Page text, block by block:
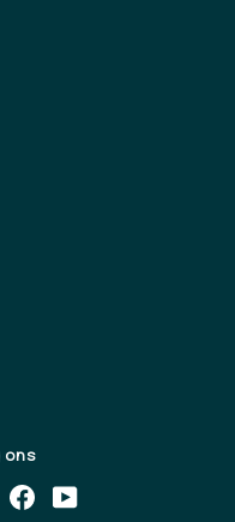
ons
InstagramFacebook